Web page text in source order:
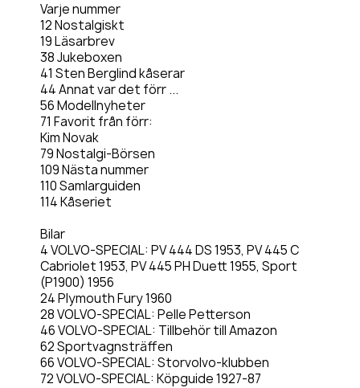
Varje nummer
12 Nostalgiskt
19 Läsarbrev
38 Jukeboxen
41 Sten Berglind kåserar
44 Annat var det förr ...
56 Modellnyheter
71 Favorit från förr:
Kim Novak
79 Nostalgi-Börsen
109 Nästa nummer
110 Samlarguiden
114 Kåseriet
Bilar
4 VOLVO-SPECIAL: PV 444 DS 1953, PV 445 C
Cabriolet 1953, PV 445 PH Duett 1955, Sport
(P1900) 1956
24 Plymouth Fury 1960
28 VOLVO-SPECIAL: Pelle Petterson
46 VOLVO-SPECIAL: Tillbehör till Amazon
62 Sportvagnsträffen
66 VOLVO-SPECIAL: Storvolvo-klubben
72 VOLVO-SPECIAL: Köpguide 1927-87